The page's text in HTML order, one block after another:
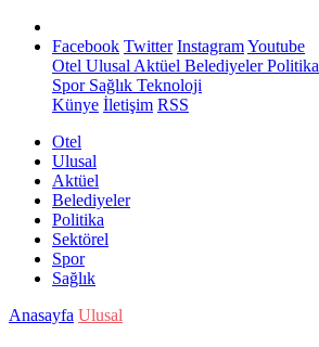
Facebook Twitter InstagramYoutube
Otel Ulusal Aktüel BelediyelerPolitika
SporSağlık Teknoloji
Künye İletişim RSS
Otel
Ulusal
Aktüel
Belediyeler
Politika
Sektörel
Spor
Sağlık
Anasayfa Ulusal